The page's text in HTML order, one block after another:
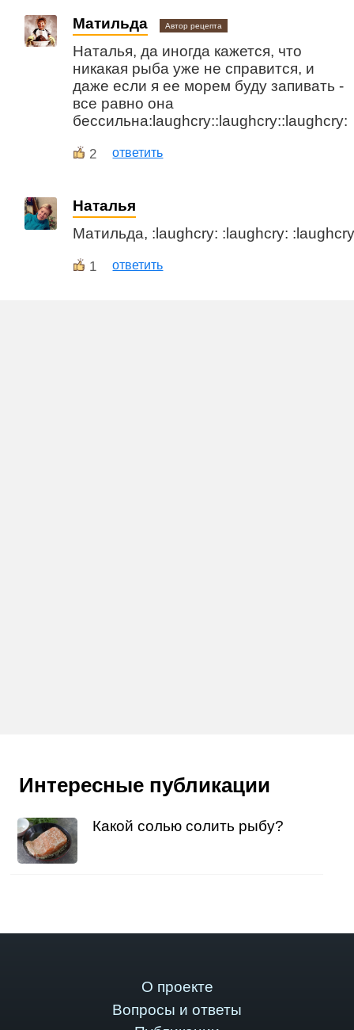
Матильда Автор рецепта
Наталья, да иногда кажется, что
никакая рыба уже не справится, и
даже если я ее морем буду запивать -
все равно она
бессильна:laughcry::laughcry::laughcry:
2 ответить
Наталья
Матильда, :laughcry: :laughcry:
1 ответить
Интересные публикации
Какой солью солить рыбу?
О проекте
Вопросы и ответы